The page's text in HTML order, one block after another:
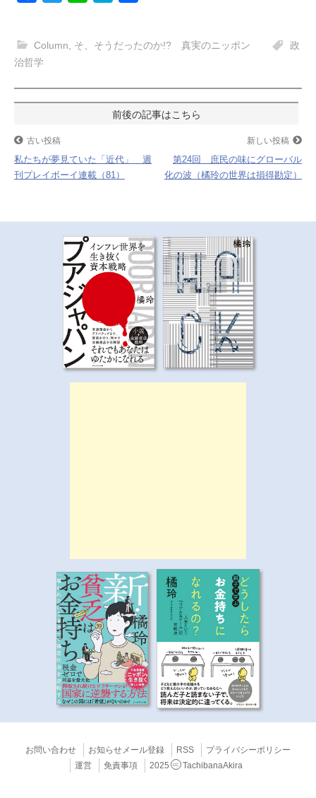
e
o
t
e
e
a
Column そ、そうだったのか!? 真実のニッポン
政
治哲学
稿
ナ
古い投稿
私たちが夢見ていた「近代」 週
刊プレイボーイ連載（81）
新しい投稿
第24回 庶民の味にグローバル
化の波（橘玲の世界は損得勘定）
お問い合わせ お知らせメール登録 RSS
プライバシーポリシー
運営
免責事項 2025 CC TachibanaAkira